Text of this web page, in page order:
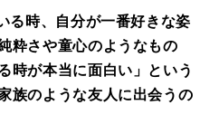
る時、自分が一番好きな姿
粋さや童心のようなもの
時が本当に面白い」という
族のような友人に出会うの